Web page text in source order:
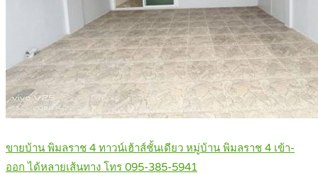
ขายบ้าน พิมลราช 4 ทาวน์เฮ้าส์ชั้นเดียว หมู่บ้าน พิมลราช 4 เข้า-
ออก ได้หลายเส้นทาง โทร 095-385-5941